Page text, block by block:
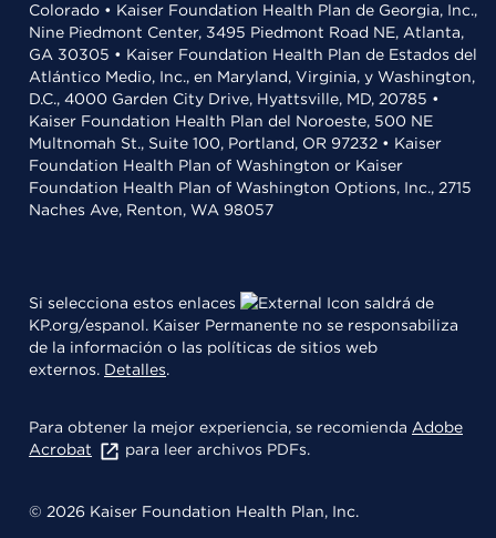
Colorado • Kaiser Foundation Health Plan de Georgia, Inc.,
Nine Piedmont Center, 3495 Piedmont Road NE, Atlanta,
GA 30305 • Kaiser Foundation Health Plan de Estados del
Atlántico Medio, Inc., en Maryland, Virginia, y Washington,
D.C., 4000 Garden City Drive, Hyattsville, MD, 20785 •
Kaiser Foundation Health Plan del Noroeste, 500 NE
Multnomah St., Suite 100, Portland, OR 97232 • Kaiser
Foundation Health Plan of Washington or Kaiser
Foundation Health Plan of Washington Options, Inc., 2715
Naches Ave, Renton, WA 98057
Si selecciona estos enlaces
saldrá de
KP.org/espanol. Kaiser Permanente no se responsabiliza
de la información o las políticas de sitios web
externos. Detalles.
Para obtener la mejor experiencia, se recomienda Adobe
Acrobat
para leer archivos PDFs.
© 2026 Kaiser Foundation Health Plan, Inc.